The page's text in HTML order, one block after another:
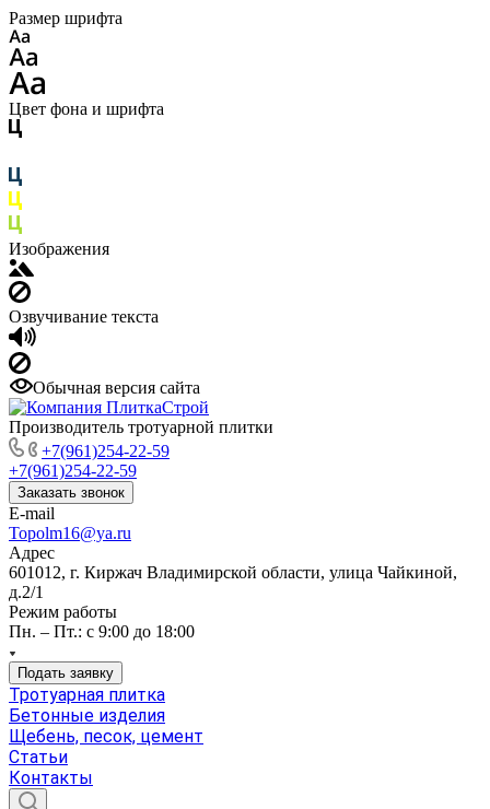
Размер шрифта
Цвет фона и шрифта
Изображения
Озвучивание текста
Обычная версия сайта
Производитель тротуарной плитки
+7(961)254-22-59
+7(961)254-22-59
Заказать звонок
E-mail
Topolm16@ya.ru
Адрес
601012, г. Киржач Владимирской области, улица Чайкиной,
д.2/1
Режим работы
Пн. – Пт.: с 9:00 до 18:00
Подать заявку
Тротуарная плитка
Бетонные изделия
Щебень, песок, цемент
Статьи
Контакты